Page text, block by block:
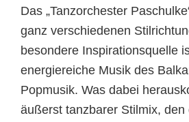
Das „Tanzorchester
ganz verschiedenen
besondere Inspirationsquelle
energiereiche Musik des
Popmusik. Was dabei
äußerst tanzbarer Stilmix, den